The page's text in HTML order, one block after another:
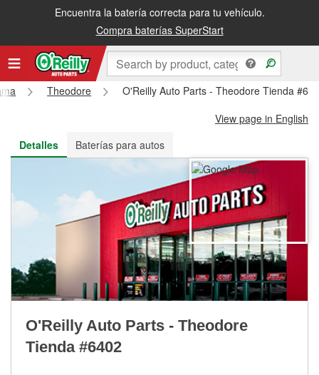
Encuentra la batería correcta para tu vehículo.
Compra baterías SuperStart
Recibe tu orden gratis al día siguiente o recógela en la tienda
Theodore
O'Reilly Auto Parts - Theodore Tienda
View page in English
Detalles
Baterías para autos
O'Reilly Auto Parts - Theodore
Tienda #6402